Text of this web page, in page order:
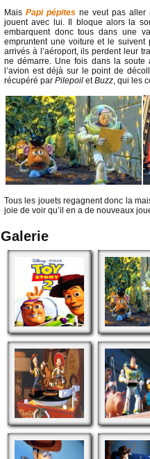
Mais Papi pépitesne veut pas aller
jouent avec lui. Il bloque alors la
embarquent donc tous dans une
empruntent une voiture et le
arrivés à l’aéroport, ils perdent leur
ne démarre. Une fois dans la soute
l’avion est déjà sur le point de
récupéré par Pilepoil etBuzz, qui les
Tous les jouets regagnent donc la
joie de voir qu’il en a de nouveaux
Galerie